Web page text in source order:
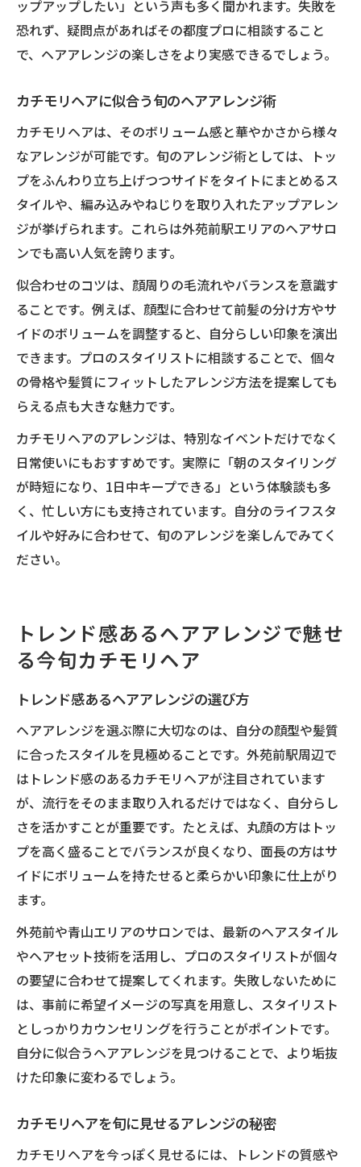
ップアップしたい」という声も多く聞かれます。失敗を
恐れず、疑問点があればその都度プロに相談すること
で、ヘアアレンジの楽しさをより実感できるでしょう。
カチモリヘアに似合う旬のヘアアレンジ術
カチモリヘアは、そのボリューム感と華やかさから様々
なアレンジが可能です。旬のアレンジ術としては、トッ
プをふんわり立ち上げつつサイドをタイトにまとめるス
タイルや、編み込みやねじりを取り入れたアップアレン
ジが挙げられます。これらは外苑前駅エリアのヘアサロ
ンでも高い人気を誇ります。
似合わせのコツは、顔周りの毛流れやバランスを意識す
ることです。例えば、顔型に合わせて前髪の分け方やサ
イドのボリュームを調整すると、自分らしい印象を演出
できます。プロのスタイリストに相談することで、個々
の骨格や髪質にフィットしたアレンジ方法を提案しても
らえる点も大きな魅力です。
カチモリヘアのアレンジは、特別なイベントだけでなく
日常使いにもおすすめです。実際に「朝のスタイリング
が時短になり、1日中キープできる」という体験談も多
く、忙しい方にも支持されています。自分のライフスタ
イルや好みに合わせて、旬のアレンジを楽しんでみてく
ださい。
トレンド感あるヘアアレンジで魅せ
る今旬カチモリヘア
トレンド感あるヘアアレンジの選び方
ヘアアレンジを選ぶ際に大切なのは、自分の顔型や髪質
に合ったスタイルを見極めることです。外苑前駅周辺で
はトレンド感のあるカチモリヘアが注目されています
が、流行をそのまま取り入れるだけではなく、自分らし
さを活かすことが重要です。たとえば、丸顔の方はトッ
プを高く盛ることでバランスが良くなり、面長の方はサ
イドにボリュームを持たせると柔らかい印象に仕上がり
ます。
外苑前や青山エリアのサロンでは、最新のヘアスタイル
やヘアセット技術を活用し、プロのスタイリストが個々
の要望に合わせて提案してくれます。失敗しないために
は、事前に希望イメージの写真を用意し、スタイリスト
としっかりカウンセリングを行うことがポイントです。
自分に似合うヘアアレンジを見つけることで、より垢抜
けた印象に変わるでしょう。
カチモリヘアを旬に見せるアレンジの秘密
カチモリヘアを今っぽく見せるには、トレンドの質感や